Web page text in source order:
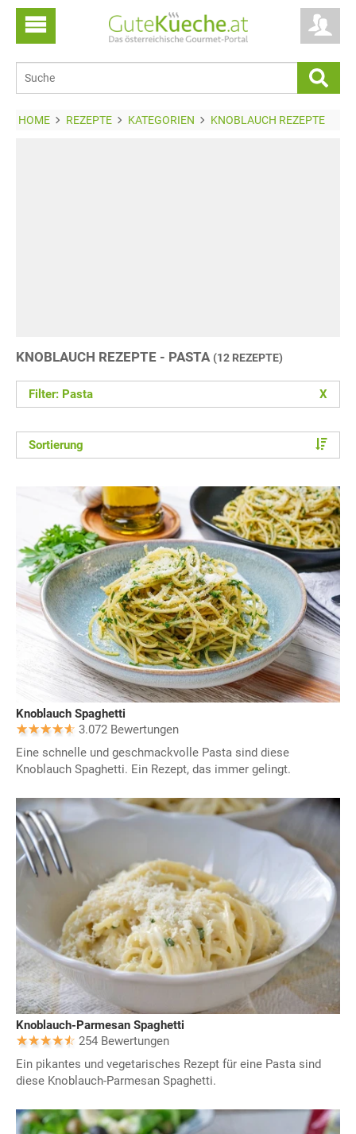
HOME REZEPTE KATEGORIEN KNOBLAUCH REZEPTE
KNOBLAUCH REZEPTE - PASTA (12 REZEPTE)
Filter: Pasta X
Sortierung
Knoblauch Spaghetti
3.072 Bewertungen
Eine schnelle und geschmackvolle Pasta sind diese
Knoblauch Spaghetti. Ein Rezept, das immer gelingt.
Knoblauch-Parmesan Spaghetti
254 Bewertungen
Ein pikantes und vegetarisches Rezept für eine Pasta sind
diese Knoblauch-Parmesan Spaghetti.